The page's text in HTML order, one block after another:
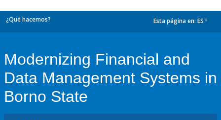
¿Qué hacemos? Esta página en: ES
Modernizing Financial and
Data Management Systems in
Borno State